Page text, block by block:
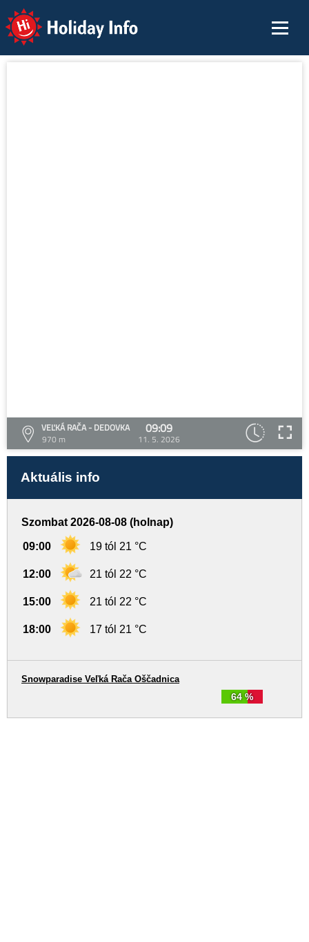
Holiday Info
VEĽKÁ RAČA - DEDOVKA
970 m
09:09
11. 5. 2026
Aktuális info
Szombat 2026-08-08 (holnap)
09:00 19 tól 21 °C
12:00 21 tól 22 °C
15:00 21 tól 22 °C
18:00 17 tól 21 °C
64 %
Snowparadise Veľká Rača Oščadnica